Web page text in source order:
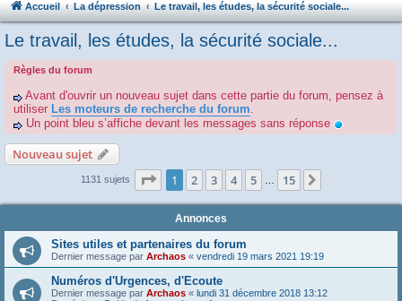
Accueil La dépression Le travail, les études, la sécurité sociale...
Le travail, les études, la sécurité sociale...
Règles du forum
Avant d'ouvrir un nouveau sujet dans cette partie du forum, pensez à
utiliser Les moteurs de recherche du forum.
Un point bleu s’affiche devant les messages sans réponse
Nouveau sujet
1131 sujets Page 1sur15
1 2 3 4 5 15
Annonces
Sites utiles et partenaires du forum
Dernier message par Archaos « vendredi 19 mars 2021 19:19
Numéros d'Urgences, d'Ecoute
Dernier message par Archaos « lundi 31 décembre 2018 13:12